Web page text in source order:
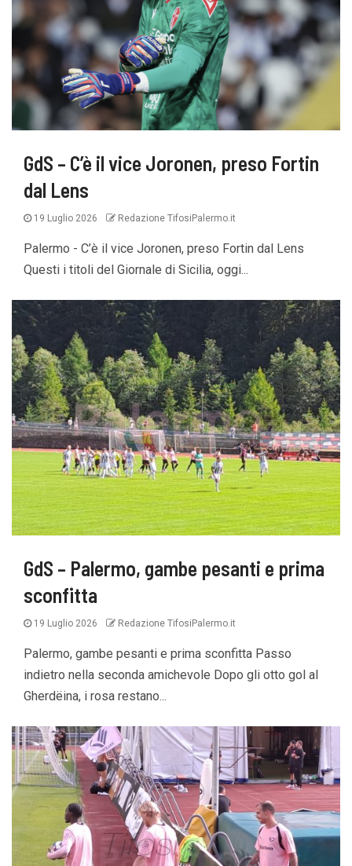
GdS – C’è il vice Joronen, preso Fortin
dal Lens
19 Luglio 2026 Redazione TifosiPalermo.it
Palermo - C’è il vice Joronen, preso Fortin dal Lens
Questi i titoli del Giornale di Sicilia, oggi...
GdS – Palermo, gambe pesanti e prima
sconfitta
19 Luglio 2026 Redazione TifosiPalermo.it
Palermo, gambe pesanti e prima sconfitta Passo
indietro nella seconda amichevole Dopo gli otto gol al
Gherdëina, i rosa restano...